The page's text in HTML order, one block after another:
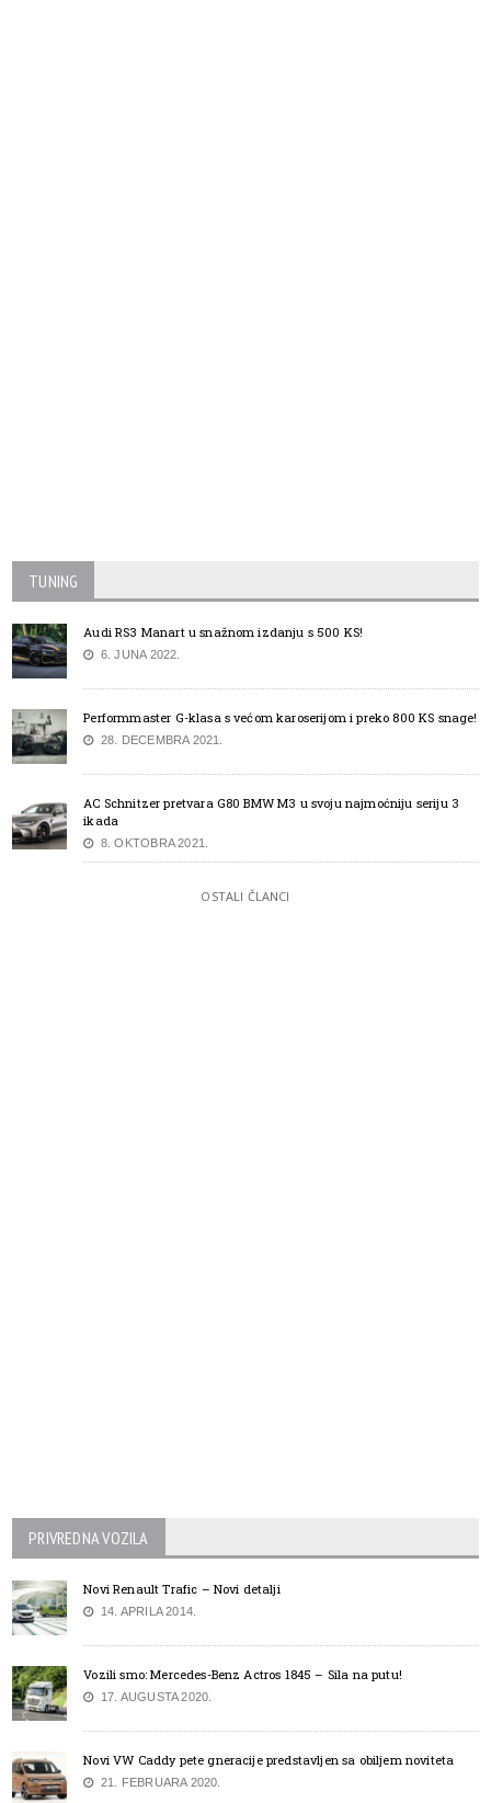
TUNING
Audi RS3 Manart u snažnom izdanju s 500 KS!
6. JUNA 2022.
Performmaster G-klasa s većom karoserijom i preko 800 KS snage!
28. DECEMBRA 2021.
AC Schnitzer pretvara G80 BMW M3 u svoju najmoćniju seriju 3
ikada
8. OKTOBRA 2021.
OSTALI ČLANCI
PRIVREDNA VOZILA
Novi Renault Trafic – Novi detalji
14. APRILA 2014.
Vozili smo: Mercedes-Benz Actros 1845 – Sila na putu!
17. AUGUSTA 2020.
Novi VW Caddy pete gneracije predstavljen sa obiljem noviteta
21. FEBRUARA 2020.